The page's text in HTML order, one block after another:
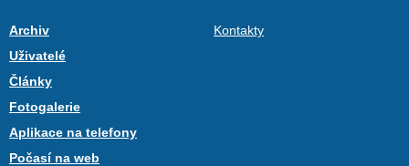
Archiv
Uživatelé
Články
Fotogalerie
Aplikace na telefony
Počasí na web
Kontakty